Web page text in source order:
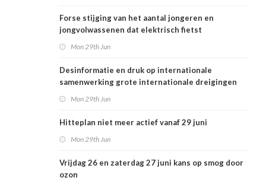
Forse stijging van het aantal jongeren en
jongvolwassenen dat elektrisch fietst
Mon 29th Jun
Desinformatie en druk op internationale
samenwerking grote internationale dreigingen
Mon 29th Jun
Hitteplan niet meer actief vanaf 29 juni
Mon 29th Jun
Vrijdag 26 en zaterdag 27 juni kans op smog door
ozon